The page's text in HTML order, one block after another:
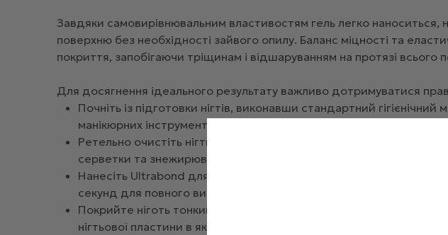
Завдяки самовирівнювальним властивостям гель легко наноситься,
поверхню без необхідності зайвого опилу. Баланс міцності та
покриття, запобігаючи тріщинам і відшаруванням на протязі всього
Для досягнення ідеального результату важливо дотримуватися
Почніть із підготовки нігтів, виконавши стандартний гігієнічний
манікюрних інструментів або фрезера.
Ретельно очистіть нігтьові пластини від вологи та бруду за
серветки та знежирювача.
Нанесіть Ultrabond для зміцнення зчеплення матеріалу з
секунд для повного висихання.
Покрийте ніготь тонким шаром Rubber Base та просушіть у
нігтьової пластини в якості базового покриття варто обрати Fiber